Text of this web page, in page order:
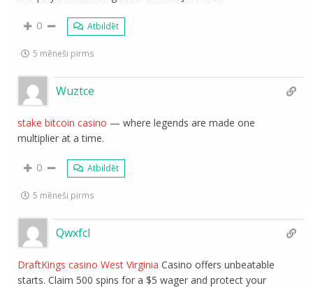
0 Atbildēt
5 mēneši pirms
Wuztce
stake bitcoin casino
multiplier at a time.
0 Atbildēt
5 mēneši pirms
Qwxfcl
DraftKings casino West Virginia Casino offers unbeatable
starts. Claim 500 spins for a $5 wager and protect your